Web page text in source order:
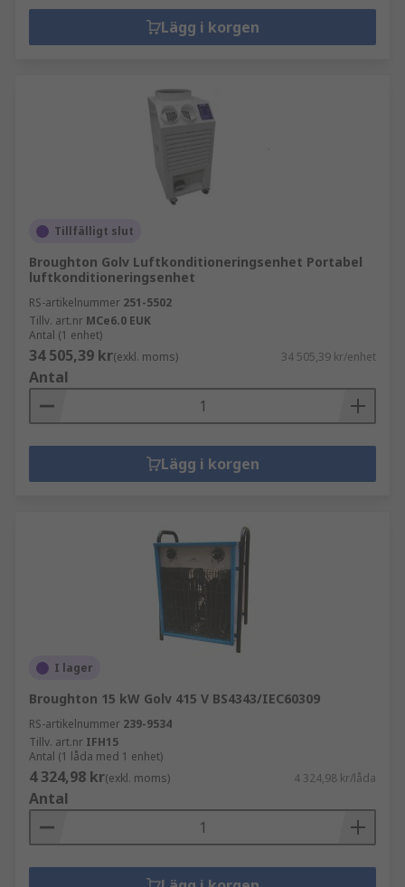
Lägg i korgen
Tillfälligt slut
Broughton Golv Luftkonditioneringsenhet Portabel
luftkonditioneringsenhet
RS-artikelnummer 251-5502
Tillv. art.nr MCe6.0 EUK
Antal (1 enhet)
34 505,39 kr(exkl. moms) 34 505,39 kr/enhet
Antal
Lägg i korgen
I lager
Broughton 15 kW Golv 415 V BS4343/IEC60309
RS-artikelnummer 239-9534
Tillv. art.nr IFH15
Antal (1 låda med 1 enhet)
4 324,98 kr(exkl. moms) 4 324,98 kr/låda
Antal